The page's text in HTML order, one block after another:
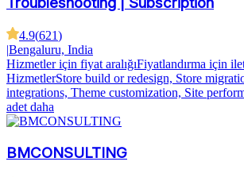
4.9(621)
|Bengaluru, India
Hizmetler için fiyat aralığıFiyatlandırma için
HizmetlerStore build or redesign, Store
integrations, Theme customization, Site
adet daha
BMCONSULTING